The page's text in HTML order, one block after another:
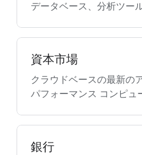
データベース、分析ツール
資本市場
クラウドベースの最新の
パフォーマンス コンピュ
銀行